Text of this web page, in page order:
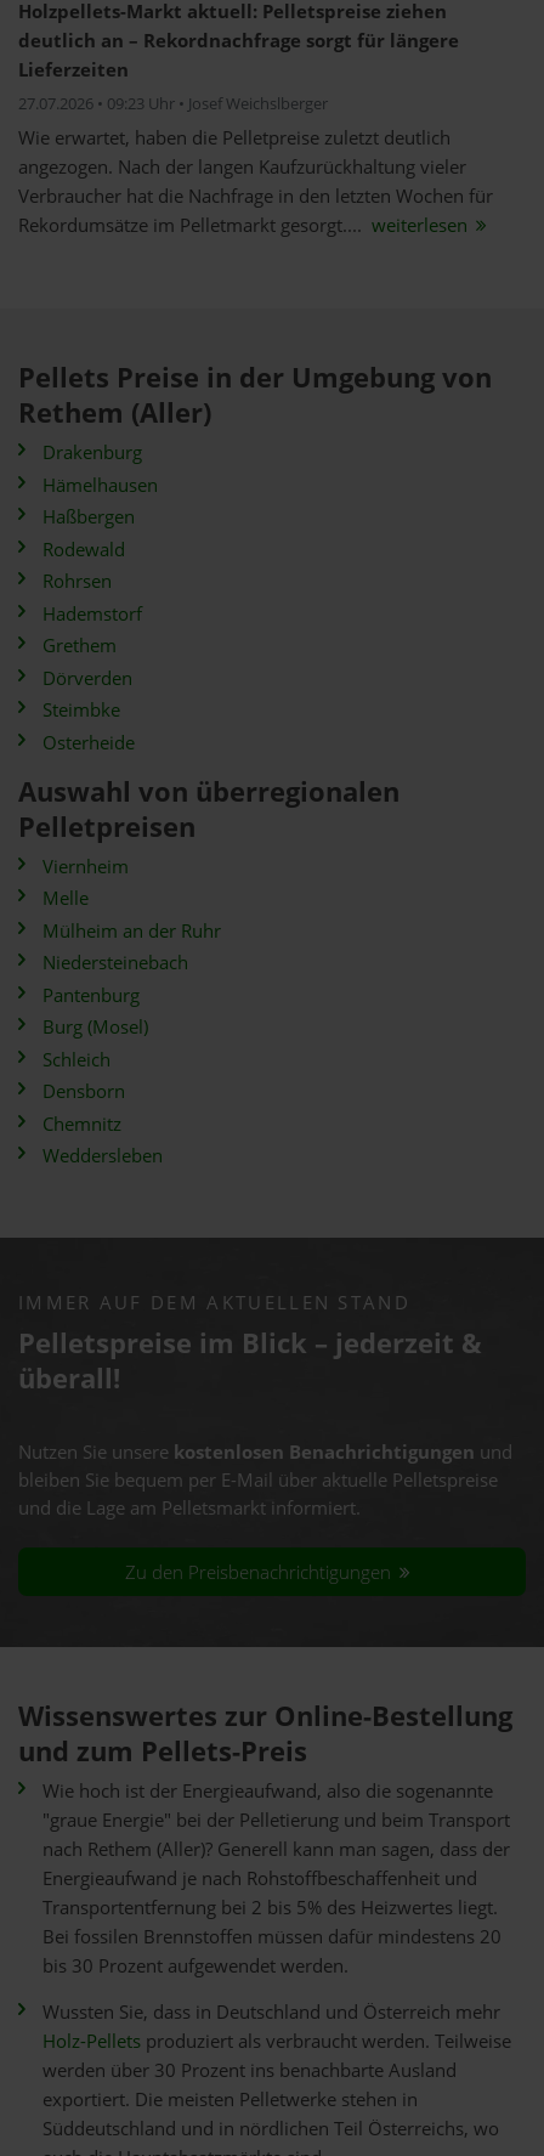
Holzpellets-Markt aktuell: Pelletspreise ziehen
deutlich an – Rekordnachfrage sorgt für längere
Lieferzeiten
27.07.2026 • 09:23 Uhr • Josef Weichslberger
Wie erwartet, haben die Pelletpreise zuletzt deutlich
angezogen. Nach der langen Kaufzurückhaltung vieler
Verbraucher hat die Nachfrage in den letzten Wochen für
Rekordumsätze im Pelletmarkt gesorgt.... weiterlesen
Pellets Preise in der Umgebung von
Rethem (Aller)
Drakenburg
Hämelhausen
Haßbergen
Rodewald
Rohrsen
Hademstorf
Grethem
Dörverden
Steimbke
Osterheide
Auswahl von überregionalen
Pelletpreisen
Viernheim
Melle
Mülheim an der Ruhr
Niedersteinebach
Pantenburg
Burg (Mosel)
Schleich
Densborn
Chemnitz
Weddersleben
IMMER AUF DEM AKTUELLEN STAND
Pelletspreise im Blick – jederzeit &
überall!
Nutzen Sie unsere kostenlosen Benachrichtigungen und
bleiben Sie bequem per E-Mail über aktuelle Pelletspreise
und die Lage am Pelletsmarkt informiert.
Zu den Preisbenachrichtigungen
Wissenswertes zur Online-Bestellung
und zum Pellets-Preis
Wie hoch ist der Energieaufwand, also die sogenannte
"graue Energie" bei der Pelletierung und beim Transport
nach Rethem (Aller)? Generell kann man sagen, dass der
Energieaufwand je nach Rohstoffbeschaffenheit und
Transportentfernung bei 2 bis 5% des Heizwertes liegt.
Bei fossilen Brennstoffen müssen dafür mindestens 20
bis 30 Prozent aufgewendet werden.
Wussten Sie, dass in Deutschland und Österreich mehr
Holz-Pellets produziert als verbraucht werden. Teilweise
werden über 30 Prozent ins benachbarte Ausland
exportiert. Die meisten Pelletwerke stehen in
Süddeutschland und in nördlichen Teil Österreichs, wo